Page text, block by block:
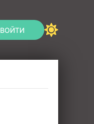
ВОЙТИ